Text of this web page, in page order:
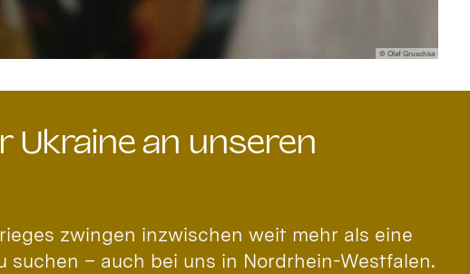
© Olaf Gruschka
Ukraine an unseren
zwingen inzwischen weit mehr als eine
– auch bei uns in Nordrhein-Westfalen.